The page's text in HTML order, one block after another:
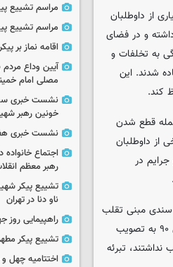
سال ۱۴۰۲ نیز کشیده شد.بسیاری از داوطلبان
داشته و در فضای
بر اساس ماده ۱۱ قانون رسیدگی به تخلفات و
شدند. این
کند.
جمله قطع شدن
تخصصی و تمامی بازرسی‌های بدنی در کنکور ۱۴۰۱، برخی از داوطلبان
به تخلفات و جرایم در
اما هیچ سندی مبنی تقلب
برخی از این داوطلبان وجود نداشت. ۲۹ فروردین ماه نیز صورت‌جلسه‌ای در کمیسیون اصل ۹۰ به تصویب
تبرئه
مراسم تشییع
مراسم تشییع
اقامه نماز بر
آیین وداع مردم
مصلی امام
نشست خبری
خونین رهبر
نشست خبری
اجتماع
رهبر معظم
تشییع پیکر
ناو دنا در تهران
راهپیمایی روز
تشییع پیکر
اختتامیه چهل